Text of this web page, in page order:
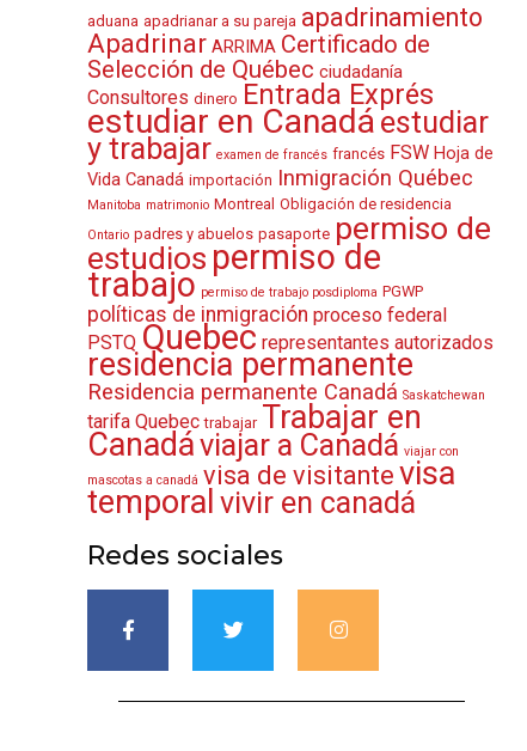
aduana apadrianar a su pareja apadrinamiento
Apadrinar ARRIMA Certificado de
Selección de Québec ciudadanía
Consultores dinero Entrada Exprés
estudiar en Canadá estudiar
y trabajar examen de francés francés FSW Hoja de
Vida Canadá importación Inmigración Québec
Manitoba matrimonio Montreal Obligación de residencia
Ontario padres y abuelos pasaporte permiso de
estudios permiso de
trabajo permiso de trabajo posdiploma PGWP
políticas de inmigración proceso federal
PSTQ Quebec representantes autorizados
residencia permanente
Residencia permanente Canadá Saskatchewan
tarifa Quebec trabajar Trabajar en
Canadáviajar a Canadá viajar con
mascotas a canadá visa de visitante visa
temporal vivir en canadá
Redes sociales